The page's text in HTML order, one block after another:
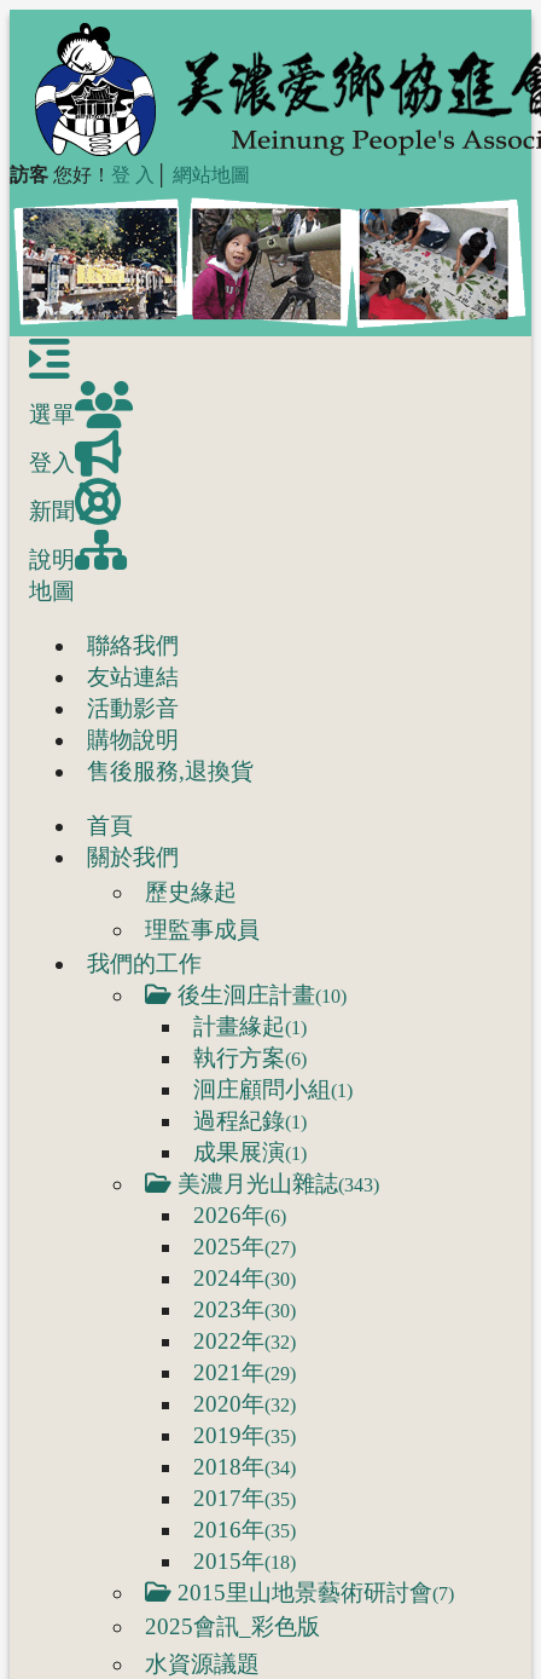
訪客 您好！ 登 入 網站地圖
選單
登入
新聞
說明
地圖
聯絡我們
友站連結
活動影音
購物說明
售後服務,退換貨
首頁
關於我們
歷史緣起
理監事成員
我們的工作
後生洄庄計畫(10)
計畫緣起(1)
執行方案(6)
洄庄顧問小組 (1)
過程紀錄(1)
成果展演(1)
美濃月光山雜誌(343)
2026年(6)
2025年(27)
2024年(30)
2023年(30)
2022年(32)
2021年(29)
2020年(32)
2019年(35)
2018年(34)
2017年(35)
2016年(35)
2015年(18)
2015里山地景藝術研討會(7)
2025會訊_彩色版
水資源議題